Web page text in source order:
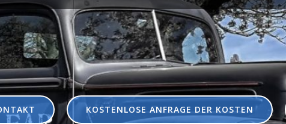
KOSTENLOSE ANFRAGE DER KOSTEN